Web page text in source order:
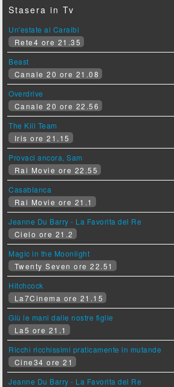
Stasera in Tv
Un'estate ai Caraibi
Rete4 ore 21.35
Beast
Canale 20 ore 21.08
Overdrive
Canale 20 ore 22.56
The Kill Team
Iris ore 21.15
Provaci ancora, Sam
Rai Movie ore 22.55
Casablanca
Rai Movie ore 21.1
Jeanne Du Barry - La Favorita del Re
Cielo ore 21.2
Magic in the Moonlight
Twenty Seven ore 22.51
Hitchcock
La7Cinema ore 21.15
Giù le mani dalle nostre figlie
La5 ore 21.1
Ricchi ricchissimi praticamente in mutande
Cine34 ore 21
Jeanne Du Barry - La Favorita del Re